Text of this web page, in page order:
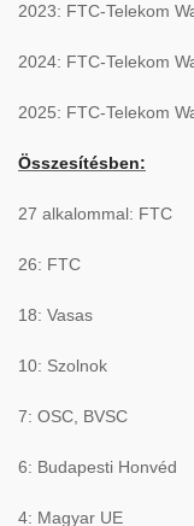
2023: FTC-Telekom
2024: FTC-Telekom
2025: FTC-Telekom
Összesítésben:
27 alkalommal: FTC
26: FTC
18: Vasas
10: Szolnok
7: OSC, BVSC
6: Budapesti Honvéd
4: Magyar UE